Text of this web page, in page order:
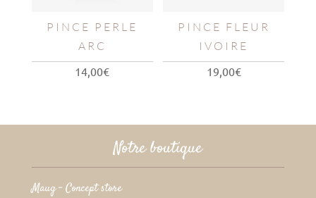
PINCE PERLE
ARC
14,00€
PINCE FLEUR
IVOIRE
19,00€
Notre boutique
Maug – Concept store